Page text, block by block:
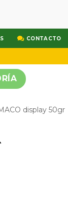
 CONTACTO
display 50gr